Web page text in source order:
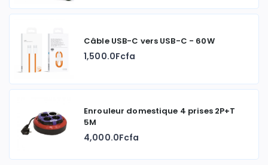
Câble USB-C vers USB-C - 60W
1,500.0Fcfa
Enrouleur domestique 4 prises 2P+T
5M
4,000.0Fcfa